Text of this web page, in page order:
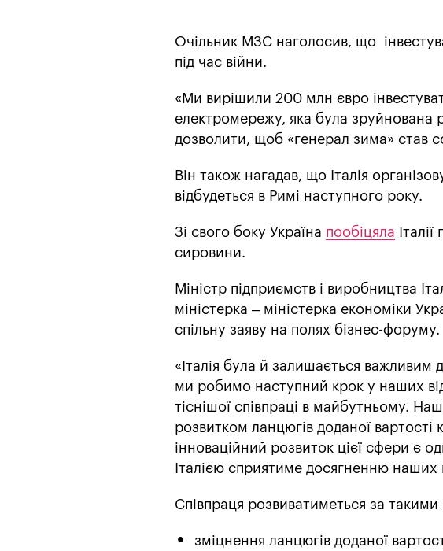
Очільник МЗС наголосив, що
під час війни.
«Ми вирішили 200 млн євро
електромережу, яка була
дозволити, щоб «генерал зима» став
Він також нагадав, що Італія
відбудеться в Римі наступного року.
Зі свого боку Україна пообіцяла
сировини.
Міністр підприємств і виробництва
міністерка – міністерка економіки
спільну заяву на полях бізнес-форуму.
«Італія була й залишається
ми робимо наступний крок у наших
тіснішої співпраці в майбутньому.
розвитком ланцюгів доданої вартості
інноваційний розвиток цієї сфери є
Італією сприятиме досягненню
Співпраця розвиватиметься за
зміцнення ланцюгів доданої